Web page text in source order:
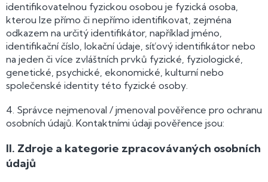
identifikovatelnou fyzickou osobou je fyzická osoba,
kterou lze přímo či nepřímo identifikovat, zejména
odkazem na určitý identifikátor, například jméno,
identifikační číslo, lokační údaje, síťový identifikátor nebo
na jeden či více zvláštních prvků fyzické, fyziologické,
genetické, psychické, ekonomické, kulturní nebo
společenské identity této fyzické osoby.
4. Správce nejmenoval / jmenoval pověřence pro ochranu
osobních údajů. Kontaktními údaji pověřence jsou:
II. Zdroje a kategorie zpracovávaných osobních
údajů